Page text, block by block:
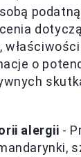
o
alergii -